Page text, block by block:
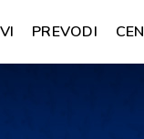
PREVODI